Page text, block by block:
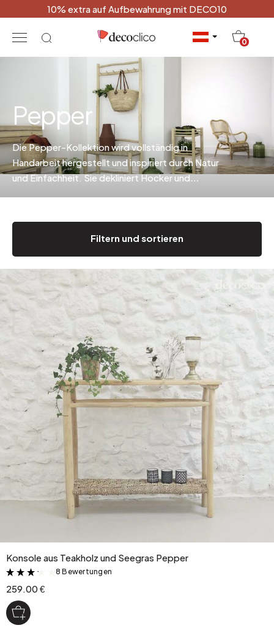
10% extra auf Aufbewahrung mit DECO10
0
Pepper
Die Pepper-Kollektion wird vollständig in
Handarbeit hergestellt und inspiriert durch Natur
und Einfachheit. Sie dekliniert Hocker und
Filtern und sortieren
Konsole aus Teakholz und Seegras Pepper
&
8 Bewertungen
259.00 €